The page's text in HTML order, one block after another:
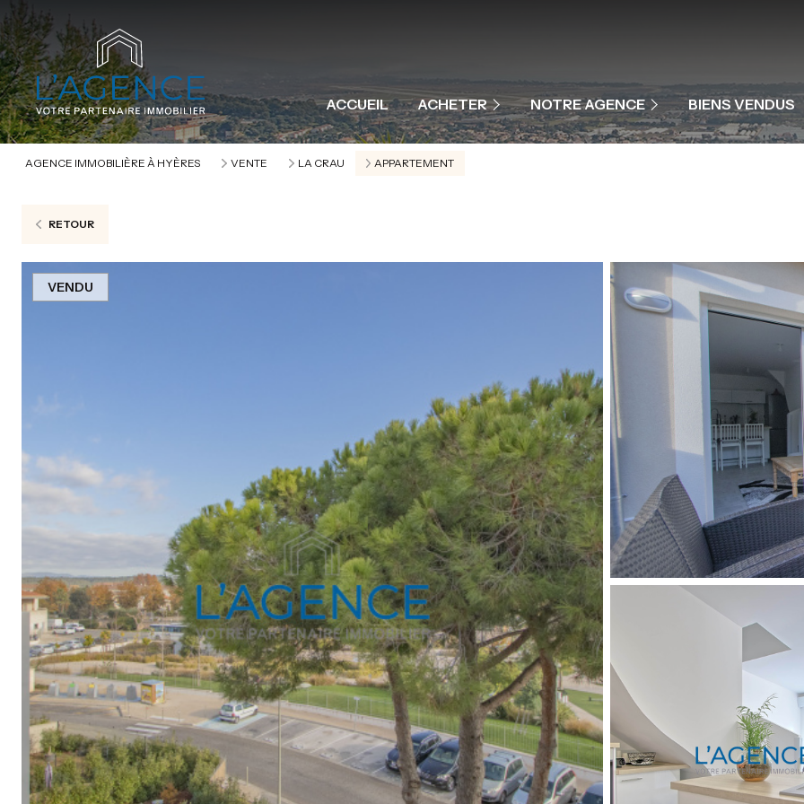
ACCUEIL ACHETER
APPARTEMENTS
PROGRAMME NEUF
NOTRE AGENCE
NOTRE ÉQUIPE
NOS PRESTATIONS
BIENS VENDUS
AGENCE IMMOBILIÈRE À HYÈRES VENTE LA CRAU APPARTEMENT
RETOUR
VENDU